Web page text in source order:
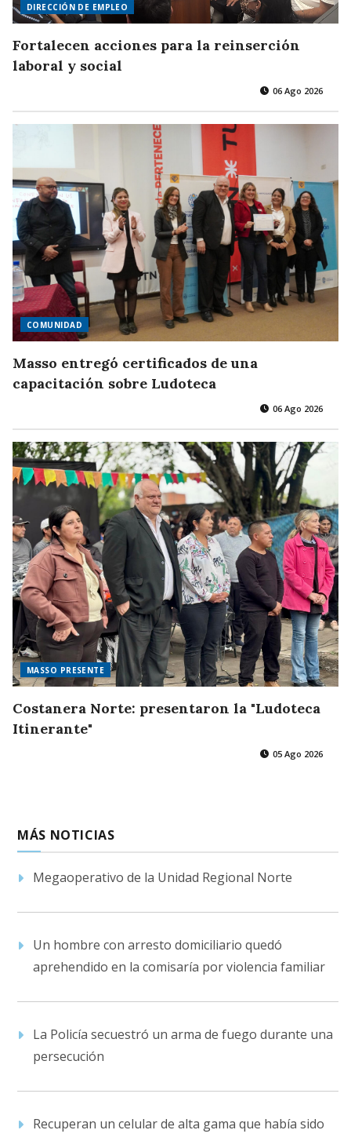
DIRECCIÓN DE EMPLEO
Fortalecen acciones para la reinserción
laboral y social
06 Ago 2026
COMUNIDAD
Masso entregó certificados de una
capacitación sobre Ludoteca
06 Ago 2026
MASSO PRESENTE
Costanera Norte: presentaron la "Ludoteca
Itinerante"
05 Ago 2026
MÁS NOTICIAS
Megaoperativo de la Unidad Regional Norte
Un hombre con arresto domiciliario quedó
aprehendido en la comisaría por violencia familiar
La Policía secuestró un arma de fuego durante una
persecución
Recuperan un celular de alta gama que había sido